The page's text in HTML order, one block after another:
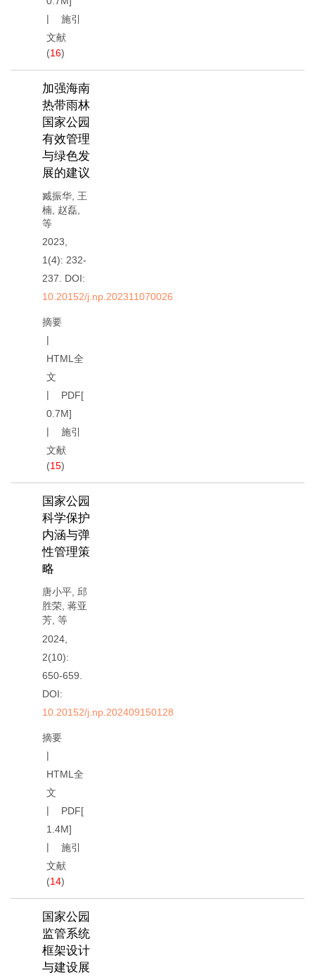
施引
文献
(16)
加强海南
热带雨林
国家公园
有效管理
与绿色发
展的建议
臧振华 王
楠 赵磊
等
2023,
1(4): 232-
237.
DOI:
10.20152/j.np.202311070026
摘要
HTML全
文
PDF[
0.7M]
施引
文献
(15)
国家公园
科学保护
内涵与弹
性管理策
略
唐小平 邱
胜荣 蒋亚
芳 等
2024,
2(10):
650-659.
DOI:
10.20152/j.np.202409150128
摘要
HTML全
文
PDF[
1.4M]
施引
文献
(14)
国家公园
监管系统
框架设计
与建设展